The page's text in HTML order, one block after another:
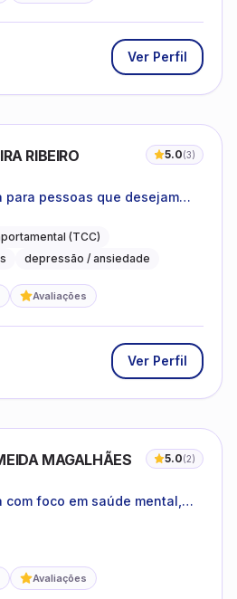
Ver Perfil
RIBEIRO 5.0(3)
para pessoas que desejam
do dia a dia(TCC)
depressão / ansiedade
Avaliações
Ver Perfil
MAGALHÃES 5.0(2)
com foco em saúde mental,
e adultos.
Avaliações